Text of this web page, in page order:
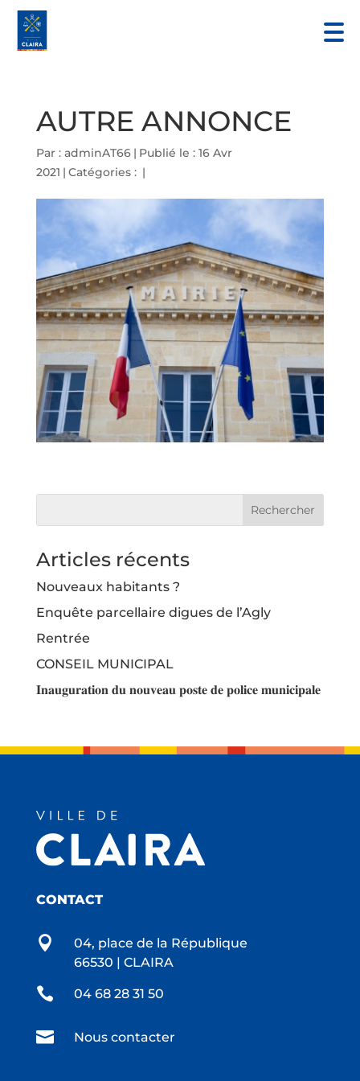
AUTRE ANNONCE
Par : adminAT66 | Publié le : 16 Avr
2021 | Catégories : |
Articles récents
Nouveaux habitants ?
Enquête parcellaire digues de l’Agly
Rentrée
CONSEIL MUNICIPAL
𝐈𝐧𝐚𝐮𝐠𝐮𝐫𝐚𝐭𝐢𝐨𝐧 𝐝𝐮 𝐧𝐨𝐮𝐯𝐞𝐚𝐮 𝐩𝐨𝐬𝐭𝐞 𝐝𝐞 𝐩𝐨𝐥𝐢𝐜𝐞 𝐦𝐮𝐧𝐢𝐜𝐢𝐩𝐚𝐥𝐞
CONTACT

04, place de la République
66530 | CLAIRA
 04 68 28 31 50
 Nous contacter